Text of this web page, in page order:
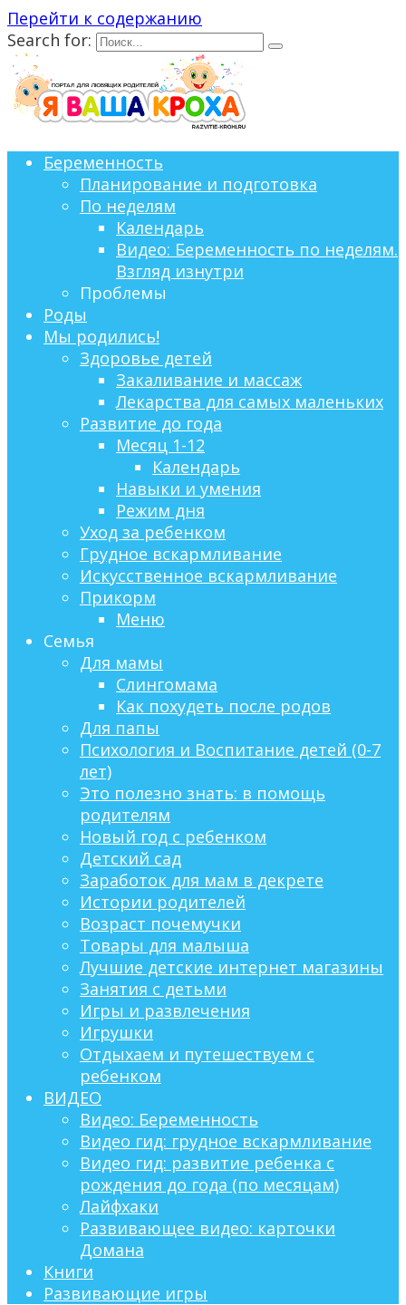
Перейти к содержанию
Search for:
Беременность
Планирование и подготовка
По неделям
Календарь
Видео: Беременность по неделям.
Взгляд изнутри
Проблемы
Роды
Мы родились!
Здоровье детей
Закаливание и массаж
Лекарства для самых маленьких
Развитие до года
Месяц 1-12
Календарь
Навыки и умения
Режим дня
Уход за ребенком
Грудное вскармливание
Искусственное вскармливание
Прикорм
Меню
Семья
Для мамы
Слингомама
Как похудеть после родов
Для папы
Психология и Воспитание детей (0-7
лет)
Это полезно знать: в помощь
родителям
Новый год с ребенком
Детский сад
Заработок для мам в декрете
Истории родителей
Возраст почемучки
Товары для малыша
Лучшие детские интернет магазины
Занятия с детьми
Игры и развлечения
Игрушки
Отдыхаем и путешествуем с
ребенком
ВИДЕО
Видео: Беременность
Видео гид: грудное вскармливание
Видео гид: развитие ребенка с
рождения до года (по месяцам)
Лайфхаки
Развивающее видео: карточки
Домана
Книги
Развивающие игры